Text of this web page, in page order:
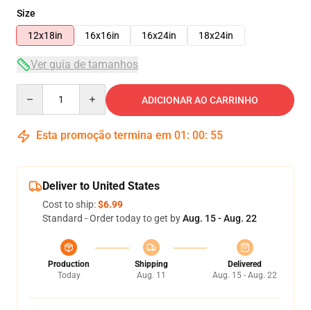
Size
12x18in
16x16in 16x24in 18x24in
Ver guia de tamanhos
ADICIONAR AO CARRINHO
Esta promoção termina em 01 : 00: 54
Deliver to United States
Cost to ship:$6.99
Standard - Order today to get byAug. 15 - Aug. 22
Production
Today
Shipping
Aug. 11
Delivered
Aug. 15 - Aug. 22